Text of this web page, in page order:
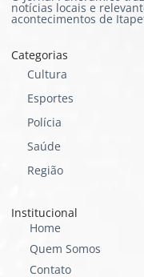
notícias locais e
acontecimentos de
Categorias
Cultura
Esportes
Polícia
Saúde
Região
Institucional
Home
Quem Somos
Contato